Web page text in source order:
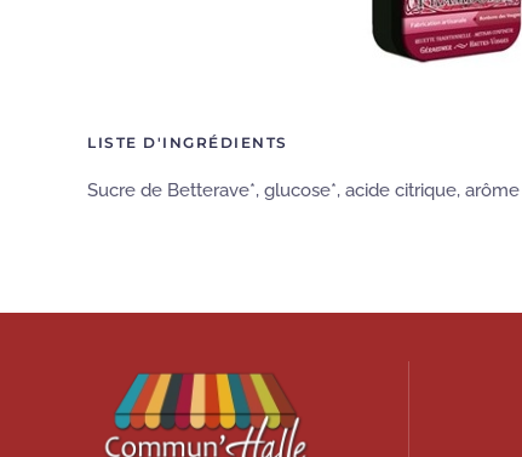
LISTE D'INGRÉDIENTS
Sucre de Betterave*, glucose*, acide citrique,